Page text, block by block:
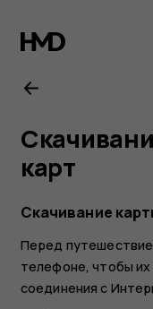
Nokia
4.2
user
guide
карт
Скачивание
Перед
телефоне, чтобы
соединения с